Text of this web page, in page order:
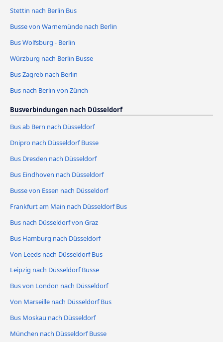
Stettin nach Berlin Bus
Busse von Warnemünde nach Berlin
Bus Wolfsburg - Berlin
Würzburg nach Berlin Busse
Bus Zagreb nach Berlin
Bus nach Berlin von Zürich
Busverbindungen nach Düsseldorf
Bus ab Bern nach Düsseldorf
Dnipro nach Düsseldorf Busse
Bus Dresden nach Düsseldorf
Bus Eindhoven nach Düsseldorf
Busse von Essen nach Düsseldorf
Frankfurt am Main nach Düsseldorf Bus
Bus nach Düsseldorf von Graz
Bus Hamburg nach Düsseldorf
Von Leeds nach Düsseldorf Bus
Leipzig nach Düsseldorf Busse
Bus von London nach Düsseldorf
Von Marseille nach Düsseldorf Bus
Bus Moskau nach Düsseldorf
München nach Düsseldorf Busse